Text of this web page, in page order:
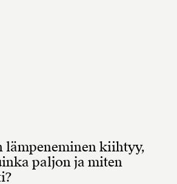
lämpeneminen kiihtyy,
paljon ja miten